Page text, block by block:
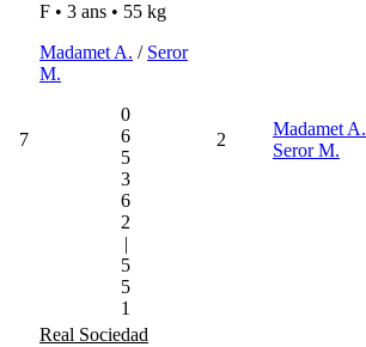
7
F • 3 ans • 55 kg
Madamet A. / Seror
M.
0
6
5
3
6
2
|
5
5
1
2
Madamet A.
Seror M.
Real Sociedad